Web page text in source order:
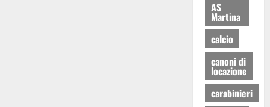
AS
Martina
calcio
canoni di
locazione
carabinieri